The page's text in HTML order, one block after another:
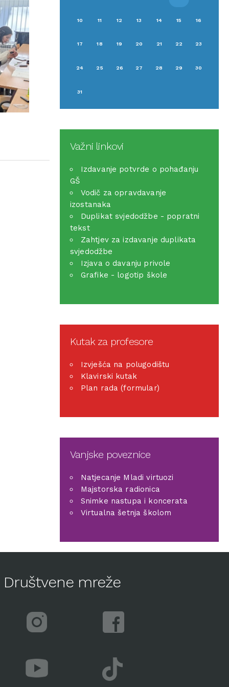
10 11 12 13 14 15 16
17 18 19 20 21 22 23
24 25 26 27 28 29 30
31
Važni linkovi
Izdavanje potvrde o pohađanju
GŠ
Vodič za opravdavanje
izostanaka
Duplikat svjedodžbe - popratni
tekst
Zahtjev za izdavanje duplikata
svjedodžbe
Izjava o davanju privole
Grafike - logotip škole
Kutak za profesore
Izvješća na polugodištu
Klavirski kutak
Plan rada (formular)
Vanjske poveznice
Natjecanje Mladi virtuozi
Majstorska radionica
Snimke nastupa i koncerata
Virtualna šetnja školom
Društvene mreže